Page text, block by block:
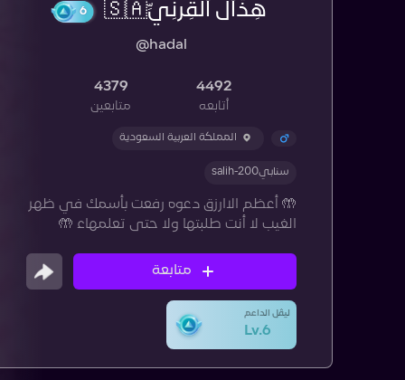
هِذّأّلَ أّلَقِرنِيِّ🇸🇦
@hadal
4492
أتابعه
4379
متابعين
المملكة العربية السعودية
سنابيsalih-200
🤲 أعظم الاارزق دعوه رفعت بأسمك في ظهر
الغيب لا أنت طلبتها ولا حتى تعلمهاء 🤲
متابعة
ليڤل الداعم
Lv.6